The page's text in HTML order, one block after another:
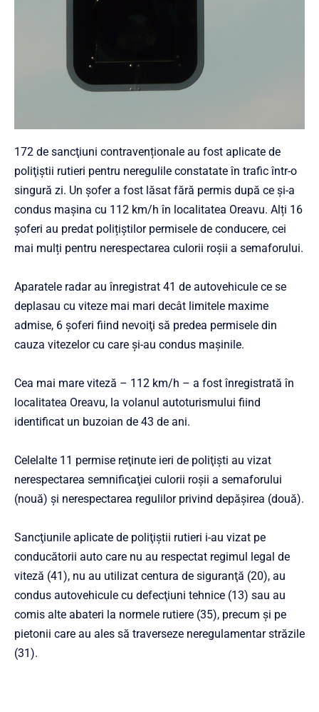
172 de sancţiuni contravenționale au fost aplicate de
poliţiştii rutieri pentru neregulile constatate în trafic într-o
singură zi. Un şofer a fost lăsat fără permis după ce şi-a
condus maşina cu 112 km/h în localitatea Oreavu. Alți 16
șoferi au predat polițiștilor permisele de conducere, cei
mai mulți pentru nerespectarea culorii roșii a semaforului.
Aparatele radar au înregistrat 41 de autovehicule ce se
deplasau cu viteze mai mari decât limitele maxime
admise, 6 şoferi fiind nevoiţi să predea permisele din
cauza vitezelor cu care şi-au condus maşinile.
Cea mai mare viteză – 112 km/h – a fost înregistrată în
localitatea Oreavu, la volanul autoturismului fiind
identificat un buzoian de 43 de ani.
Celelalte 11 permise reţinute ieri de poliţişti au vizat
nerespectarea semnificaţiei culorii roşii a semaforului
(nouă) şi nerespectarea regulilor privind depăşirea (două).
Sancţiunile aplicate de poliţiştii rutieri i-au vizat pe
conducătorii auto care nu au respectat regimul legal de
viteză (41), nu au utilizat centura de siguranţă (20), au
condus autovehicule cu defecţiuni tehnice (13) sau au
comis alte abateri la normele rutiere (35), precum şi pe
pietonii care au ales să traverseze neregulamentar străzile
(31).